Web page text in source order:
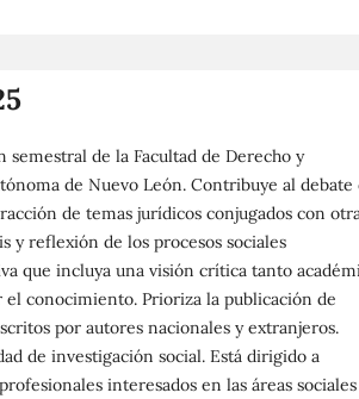
semestral de la Facultad de Derecho y
de Nuevo León. Contribuye al debate
de temas jurídicos conjugados con
y reflexión de los procesos sociales
que incluya una visión crítica tanto
conocimiento. Prioriza la publicación de
por autores nacionales y extranjeros.
de investigación social. Está dirigido a
interesados en las áreas